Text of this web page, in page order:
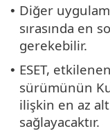
• Diğer
sırasında en
gerekebilir.
• ESET,
sürümünün
ilişkin en az
sağlayacaktır.